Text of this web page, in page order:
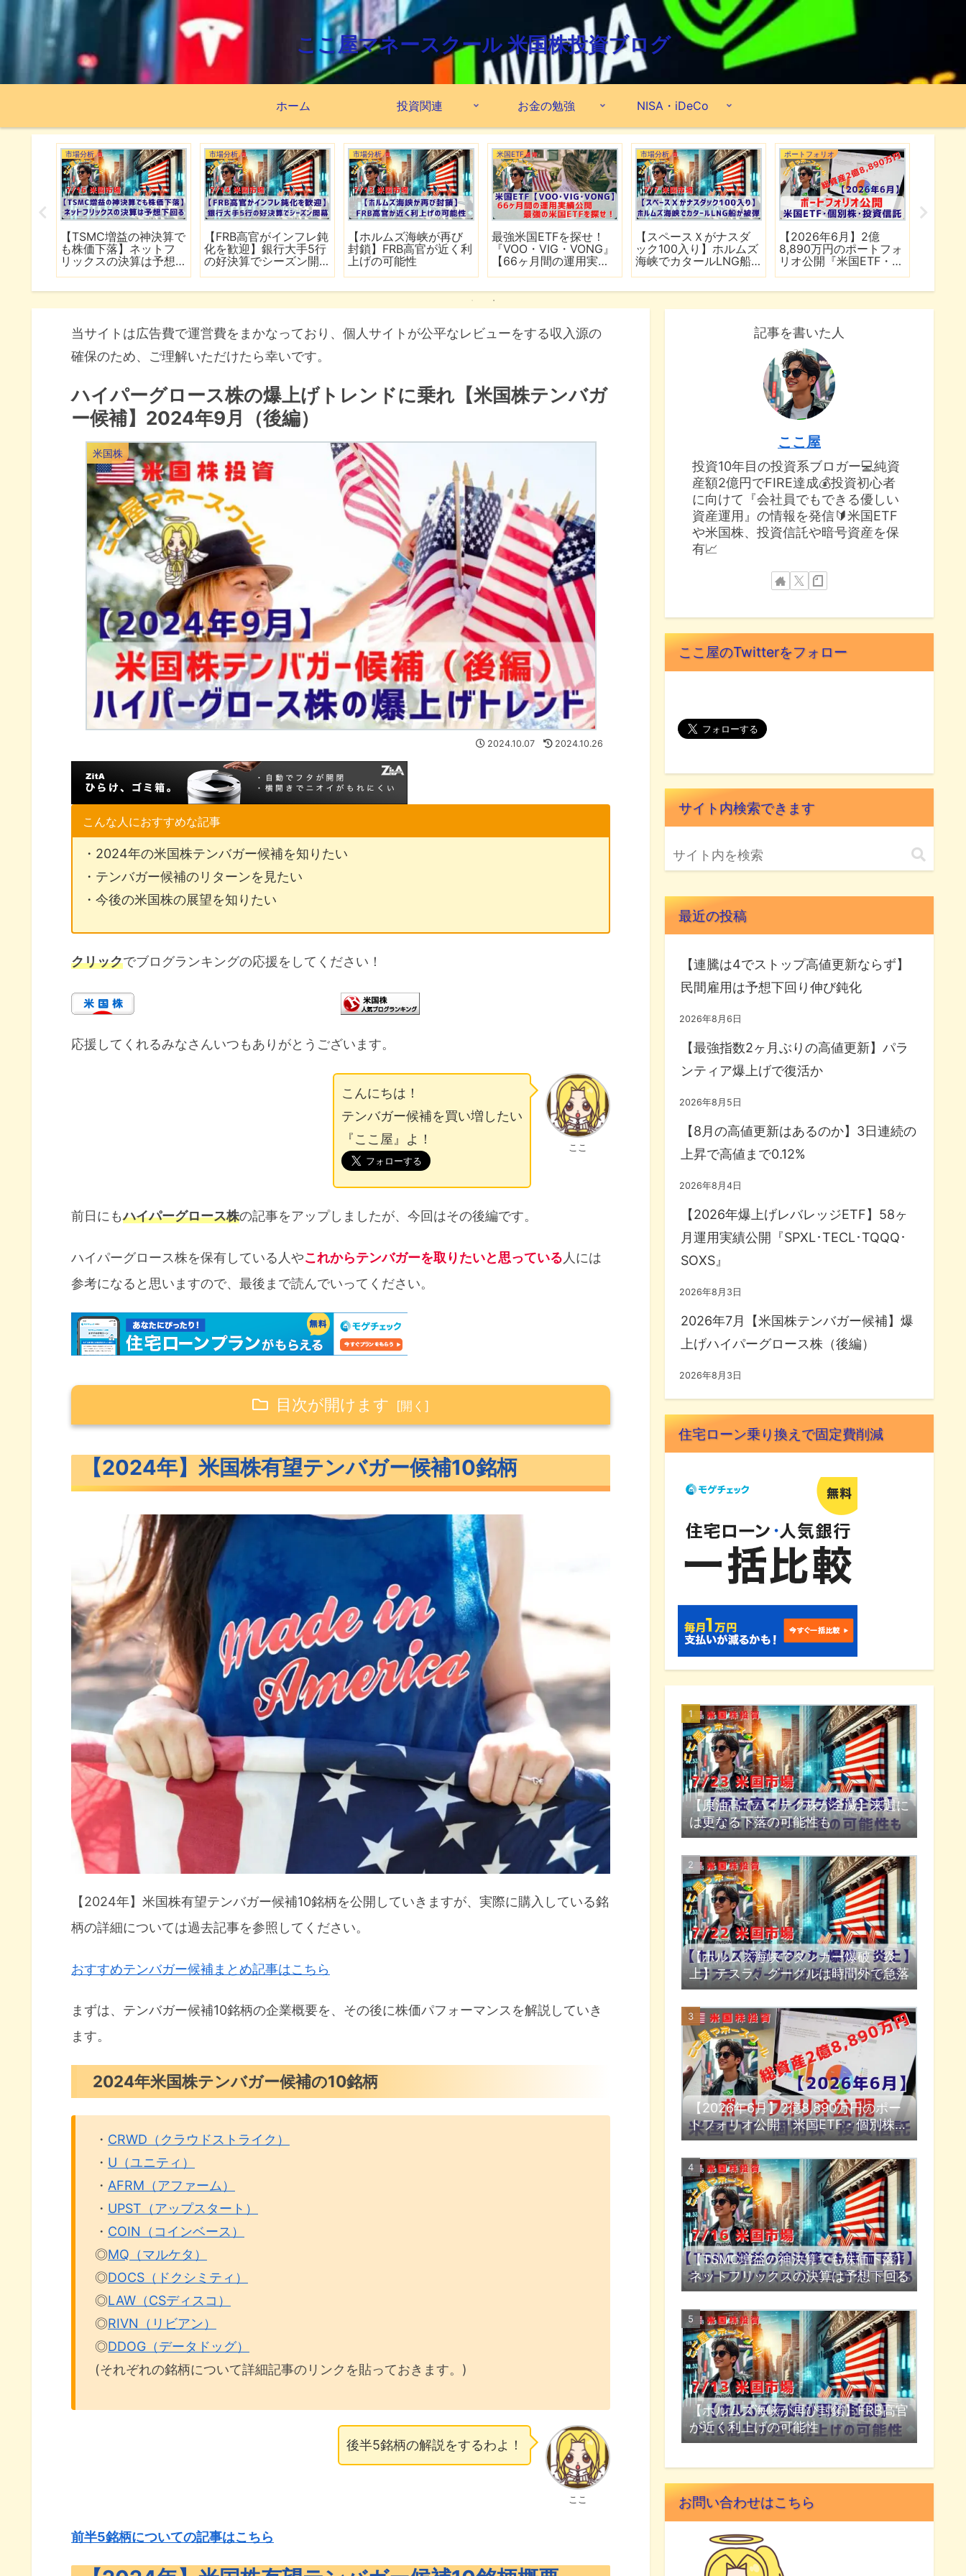
ここ屋マネースクール 米国株投資ブログ
ホーム 投資関連 お金の勉強 NISA・iDeCo
市場分析
【TSMC増益の神決算で
も株価下落】ネットフ
リックスの決算は予想
市場分析
【FRB高官がインフレ鈍
化を歓迎】銀行大手5行
の好決算でシーズン開
市場分析
【ホルムズ海峡が再び
封鎖】FRB高官が近く利
上げの可能性
米国ETF
最強米国ETFを探せ！
『VOO・VIG・VONG』
【66ヶ月間の運用実績
市場分析
【スペースＸがナスダ
ック100入り】ホルムズ
海峡でカタールLNG船
ポートフォリオ
【2026年6月】2億
8,890万円のポートフォ
リオ公開『米国ETF・個
当サイトは広告費で運営費をまかなっており、個人サイトが公平なレビューをする収入源の
確保のため、ご理解いただけたら幸いです。
ハイパーグロース株の爆上げトレンドに乗れ【米国株テンバガ
ー候補】2024年9月（後編）
米国株
2024.10.07 2024.10.26
こんな人におすすめな記事
・2024年の米国株テンバガー候補を知りたい
・テンバガー候補のリターンを見たい
・今後の米国株の展望を知りたい
クリックでブログランキングの応援をしてください！
応援してくれるみなさんいつもありがとうございます。
ここ
こんにちは！
テンバガー候補を買い増したい
『ここ屋』よ！
前日にもハイパーグロース株の記事をアップしましたが、今回はその後編です。
ハイパーグロース株を保有している人やこれからテンバガーを取りたいと思っている 人には
参考になると思いますので、最後まで読んでいってください。
目次が開けます
2024年米国株テンバガー候補の10銘柄
【2024年】米国株有望テンバガー候補10銘柄概要
MQ（マルケタ）概要
DOCS（ドクシミティ）概要
LAW（CSディスコ）概要
RIVN（リビアン）概要
DDOG（データドッグ）概要
米国株有望テンバガー候補10銘柄パフォーマンス
MQ（マルケタ）チャート分析
DOCS（ドクシミティ）チャート分析
LAW（CSディスコ）チャート分析
RIVN（リビアン）チャート分析
DDOG（データドッグ）チャート分析
2024年9月テンバガー候補のパフォーマンスまとめ
【2024年】米国株有望テンバガー候補10銘柄
【2024年】米国株有望テンバガー候補10銘柄を公開していきますが、実際に購入している銘
柄の詳細については過去記事を参照してください。
おすすめテンバガー候補まとめ記事はこちら
まずは、テンバガー候補10銘柄の企業概要を、その後に株価パフォーマンスを解説していき
ます。
2024年米国株テンバガー候補の10銘柄
・ CRWD（クラウドストライク）
・ U（ユニティ）
・ AFRM（アファーム）
・ UPST（アップスタート）
・ COIN（コインベース）
◎MQ（マルケタ）
◎DOCS（ドクシミティ）
◎LAW（CSディスコ）
◎RIVN（リビアン）
◎DDOG（データドッグ）
(それぞれの銘柄について詳細記事のリンクを貼っておきます。)
ここ
後半5銘柄の解説をするわよ！
前半5銘柄についての記事はこちら
記事を書いた人
ここ屋
投資10年目の投資系ブロガー💻純資
産額2億円でFIRE達成💰投資初心者
に向けて『会社員でもできる優しい
資産運用』の情報を発信🔰米国ETF
や米国株、投資信託や暗号資産を保
有📈
ここ屋のTwitterをフォロー
サイト内検索できます
最近の投稿
【連騰は4でストップ高値更新ならず】
民間雇用は予想下回り伸び鈍化
2026年8月6日
【最強指数2ヶ月ぶりの高値更新】パラ
ンティア爆上げで復活か
2026年8月5日
【8月の高値更新はあるのか】3日連続の
上昇で高値まで0.12%
2026年8月4日
【2026年爆上げレバレッジETF】58ヶ
月運用実績公開『SPXL･TECL･TQQQ･
SOXS』
2026年8月3日
2026年7月【米国株テンバガー候補】爆
上げハイパーグロース株（後編）
2026年8月3日
住宅ローン乗り換えで固定費削減
【原油高でハイテク株が全滅】来週に
は更なる下落の可能性も
【ホルムズ海峡でタンカー爆破・炎
上】テスラ、グーグルは時間外で急落
【2026年6月】2億8,890万円のポー
トフォリオ公開『米国ETF・個別株・
投資信託』
【TSMC増益の神決算でも株価下落】
ネットフリックスの決算は予想下回る
【ホルムズ海峡が再び封鎖】FRB高官
が近く利上げの可能性
お問い合わせはこちら